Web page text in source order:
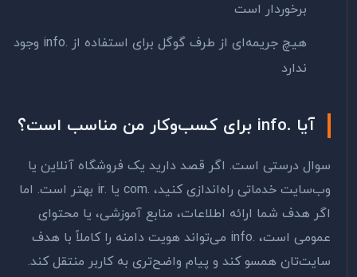
برخوردار است
هیچ جریمه‌ای از طرف گوگل برای استفاده از .info وجود
ندارد
آیا .info برای کسب‌وکار من مناسب است؟
سوال درستی است. اگر قصد دارید یک فروشگاه آنلاین یا
وب‌سایت خدماتی راه‌اندازی کنید، .com یا .ir بهتر است. اما
اگر هدف شما ارائه اطلاعات، منابع آموزشی، یا محتوای
عمومی است، .info می‌تواند هویت دامنه را کاملاً با هدف
سایت‌تان همسو کند و پیام واضح‌تری به کاربر منتقل کند.